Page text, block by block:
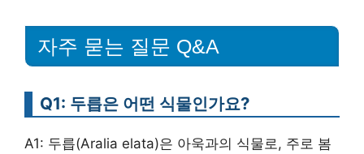
자주 묻는 질문 Q&A
Q1: 두릅은 어떤 식물인가요?
A1: 두릅(Aralia elata)은 아욱과의 식물로, 주로 봄